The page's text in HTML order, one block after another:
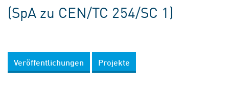
(SpA zu CEN/TC 254/SC 1)
Veröffentlichungen Projekte